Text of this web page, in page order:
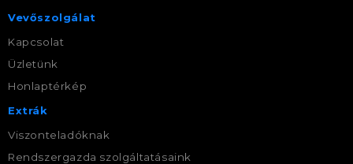
Vevőszolgálat
Kapcsolat
Üzletünk
Honlaptérkép
Extrák
Viszonteladóknak
Rendszergazda szolgáltatásaink